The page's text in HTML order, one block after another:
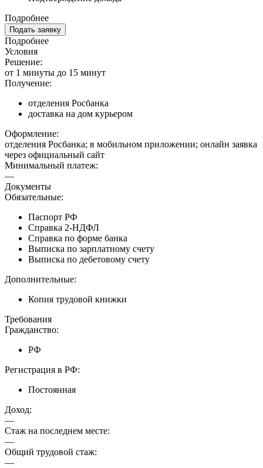
Подробнее
Подать заявку
Подробнее
Условия
Решение:
от 1 минуты до 15 минут
Получение:
отделения Росбанка
доставка на дом курьером
Оформление:
отделения Росбанка; в мобильном приложении; онлайн заявка
через официальный сайт
Минимальный платеж:
—
Документы
Обязательные:
Паспорт РФ
Справка 2-НДФЛ
Справка по форме банка
Выписка по зарплатному счету
Выписка по дебетовому счету
Дополнительные:
Копия трудовой книжки
Требования
Гражданство:
РФ
Регистрация в РФ:
Постоянная
Доход:
—
Стаж на последнем месте:
—
Общий трудовой стаж:
—